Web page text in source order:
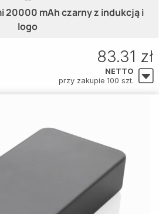
20000 mAh czarny z indukcją i
logo
83.31 zł
NETTO
przy zakupie 100 szt.